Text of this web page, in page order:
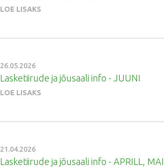
LOE LISAKS
26.05.2026
Lasketiirude ja jõusaali info - JUUNI
LOE LISAKS
21.04.2026
Lasketiirude ja jõusaali info - APRILL, MAI